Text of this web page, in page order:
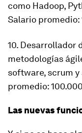
como Hadoop,
Salario promedio:
10. Desarrollador
metodologías
software, scrum
promedio:
Las nuevas